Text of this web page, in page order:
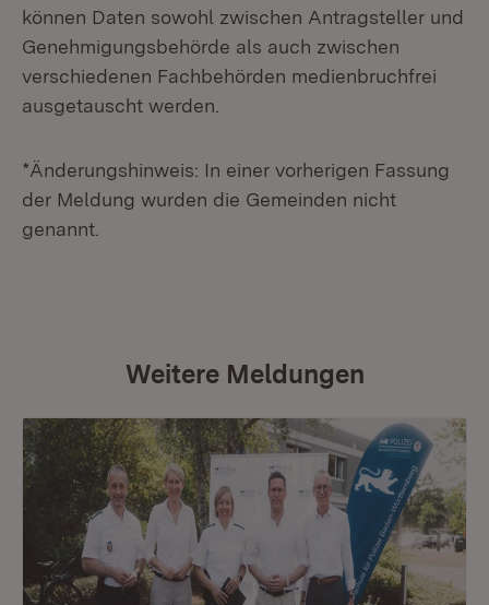
können Daten sowohl zwischen Antragsteller und
Genehmigungsbehörde als auch zwischen
verschiedenen Fachbehörden medienbruchfrei
ausgetauscht werden.
*Änderungshinweis: In einer vorherigen Fassung
der Meldung wurden die Gemeinden nicht
genannt.
Weitere Meldungen